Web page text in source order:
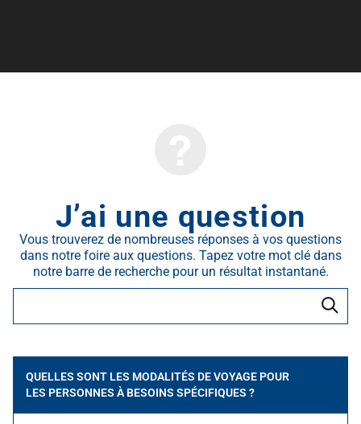
J’ai une question
Vous trouverez de nombreuses réponses à vos questions
dans notre foire aux questions. Tapez votre mot clé dans
notre barre de recherche pour un résultat instantané.
QUELLES SONT LES MODALITÉS DE VOYAGE POUR
LES PERSONNES À BESOINS SPÉCIFIQUES ?